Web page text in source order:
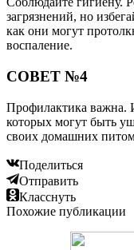
загрязнений, но
как они могут
воспаление.
СОВЕТ №4
Профилактика важна.
которых могут быть
своих домашних
Поделиться
Отправить
Класснуть
Похожие публикации